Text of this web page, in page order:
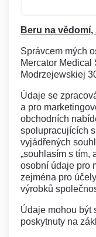
Beru na vědomí,
Správcem mých
Mercator Medical
Modrzejewskiej
Údaje se
a pro
obchodních
spolupracujících
vyjádřených
„souhlasím s tím,
osobní údaje pro
zejména pro
výrobků
Údaje mohou být
poskytnuty na